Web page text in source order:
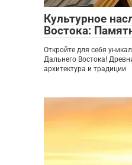
Культурное
Востока:
Откройте для себя
Дальнего Востока!
архитектура и традиции